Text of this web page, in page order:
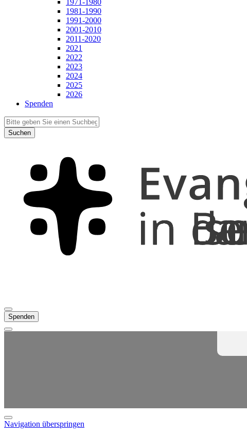
1981-1990
1991-2000
2001-2010
2011-2020
2021
2022
2023
2024
2025
2026
Spenden
Suchen
Spenden
Navigation überspringen